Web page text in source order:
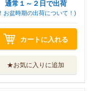
通常１～２日で出荷
お盆時期の出荷について！)
カートに入れる
★お気に入りに追加
ソードアート・オ
ンライン ２９